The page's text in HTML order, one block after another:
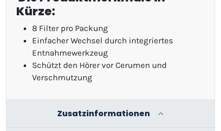
Kürze:
8 Filter pro Packung
Einfacher Wechsel durch integriertes
Entnahmewerkzeug
Schützt den Hörer vor Cerumen und
Verschmutzung
Zusatzinformationen